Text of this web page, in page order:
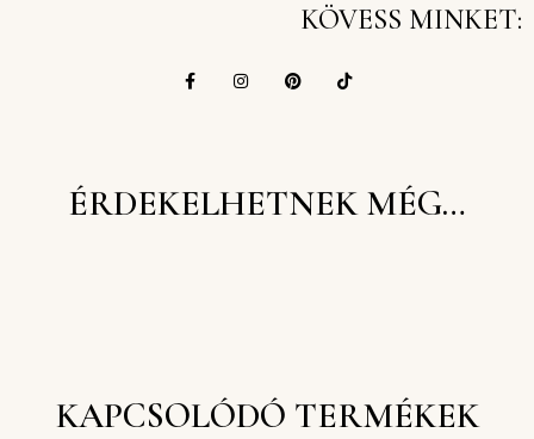
KÖVESS MINKET:
ÉRDEKELHETNEK MÉG…
KAPCSOLÓDÓ TERMÉKEK